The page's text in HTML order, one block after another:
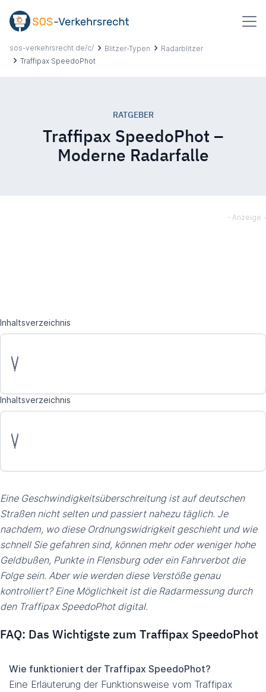
springen
sos-verkehrsrecht.de/c/ Blitzer-Typen
Radarblitzer
Traffipax SpeedoPhot
RATGEBER
Traffipax SpeedoPhot –
Moderne Radarfalle
Inhaltsverzeichnis
Inhaltsverzeichnis
Eine Geschwindigkeitsüberschreitung ist auf deutschen
Straßen nicht selten und passiert nahezu täglich. Je
nachdem, wo diese Ordnungswidrigkeit geschieht und wie
schnell Sie gefahren sind, können mehr oder weniger hohe
Geldbußen, Punkte in Flensburg oder ein Fahrverbot die
Folge sein. Aber wie werden diese Verstöße genau
kontrolliert? Eine Möglichkeit ist die Radarmessung durch
den Traffipax SpeedoPhot digital.
FAQ: Das Wichtigste zum Traffipax SpeedoPhot
Wie funktioniert der Traffipax SpeedoPhot?
Eine Erläuterung der Funktionsweise vom Traffipax